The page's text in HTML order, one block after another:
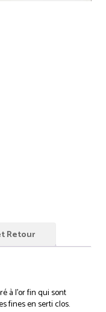
Retour
à l’or fin qui sont
fines en serti clos.